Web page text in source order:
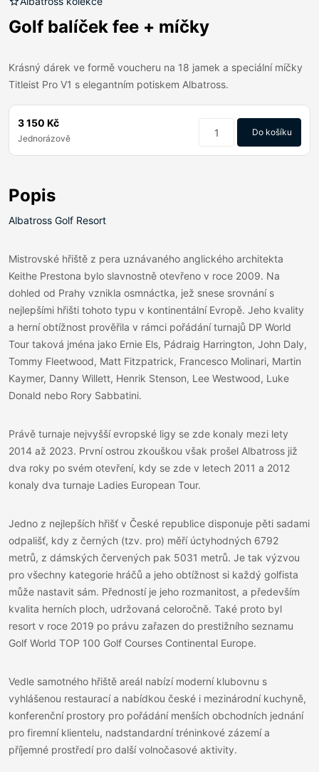
Golf balíček fee + míčky
Krásný dárek ve formě voucheru na 18 jamek a speciální míčky
Titleist Pro V1 s elegantním potiskem Albatross.
3 150 Kč
Jednorázově
Do košíku
Popis
Albatross Golf Resort
Mistrovské hřiště z pera uznávaného anglického architekta
Keithe Prestona bylo slavnostně otevřeno v roce 2009. Na
dohled od Prahy vznikla osmnáctka, jež snese srovnání s
nejlepšími hřišti tohoto typu v kontinentální Evropě. Jeho kvality
a herní obtížnost prověřila v rámci pořádání turnajů DP World
Tour taková jména jako Ernie Els, Pádraig Harrington, John Daly,
Tommy Fleetwood, Matt Fitzpatrick, Francesco Molinari, Martin
Kaymer, Danny Willett, Henrik Stenson, Lee Westwood, Luke
Donald nebo Rory Sabbatini.
Právě turnaje nejvyšší evropské ligy se zde konaly mezi lety
2014 až 2023. První ostrou zkouškou však prošel Albatross již
dva roky po svém otevření, kdy se zde v letech 2011 a 2012
konaly dva turnaje Ladies European Tour.
Jedno z nejlepších hřišť v České republice disponuje pěti sadami
odpališť, kdy z černých (tzv. pro) měří úctyhodných 6792
metrů, z dámských červených pak 5031 metrů. Je tak výzvou
pro všechny kategorie hráčů a jeho obtížnost si každý golfista
může nastavit sám. Předností je jeho rozmanitost, a především
kvalita herních ploch, udržovaná celoročně. Také proto byl
resort v roce 2019 po právu zařazen do prestižního seznamu
Golf World TOP 100 Golf Courses Continental Europe.
Vedle samotného hřiště areál nabízí moderní klubovnu s
vyhlášenou restaurací a nabídkou české i mezinárodní kuchyně,
konferenční prostory pro pořádání menších obchodních jednání
pro firemní klientelu, nadstandardní tréninkové zázemí a
příjemné prostředí pro další volnočasové aktivity.